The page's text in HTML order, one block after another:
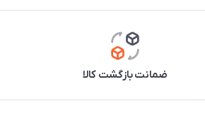
ضمانت بازگشت کالا